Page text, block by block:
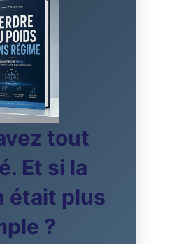
tout
Et si la
était plus
?